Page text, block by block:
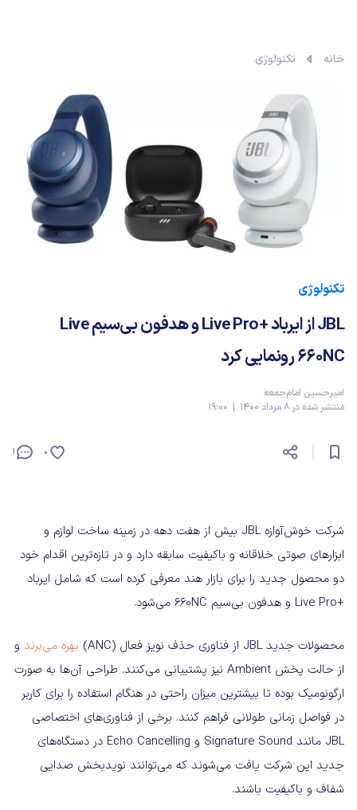
خانه تکنولوژی
تکنولوژی
JBL از ایرباد +Live Pro و هدفون بی‌سیم Live
660NC رونمایی کرد
امیرحسین امام‌جمعه
منتشر شده در 8 مرداد 1400 | 19:00
1 0
شرکت خوش‌آوازه JBL بیش از هفت دهه در زمینه ساخت لوازم و
ابزارهای صوتی خلاقانه و باکیفیت سابقه دارد و در تازه‌ترین اقدام خود
دو محصول جدید را برای بازار هند معرفی کرده است که شامل ایرباد
+Live Pro و هدفون بی‌سیم 660NC می‌شود.
محصولات جدید JBL از فناوری حذف نویز فعال (ANC) بهره می‌برند و
از حالت پخش Ambient نیز پشتیبانی می‌کنند. طراحی آن‌ها به صورت
ارگونومیک بوده تا بیشترین میزان راحتی در هنگام استفاده را برای کاربر
در فواصل زمانی طولانی فراهم کنند. برخی از فناوری‌های اختصاصی
JBL مانند Signature Sound و Echo Cancelling در دستگاه‌های
جدید این شرکت یافت می‌شوند که می‌توانند نویدبخش صدایی
شفاف و باکیفیت باشند.